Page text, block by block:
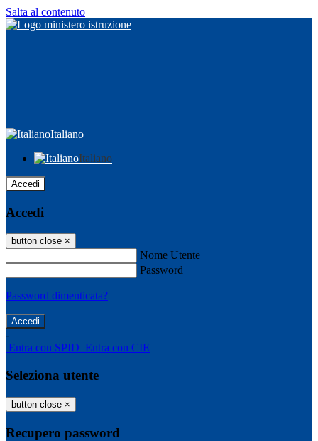
Salta al contenuto
Italiano
Italiano
Accedi
Accedi
button close ×
Nome Utente
Password
Password dimenticata?
-
Entra con SPID Entra con CIE
Seleziona utente
button close ×
Recupero password